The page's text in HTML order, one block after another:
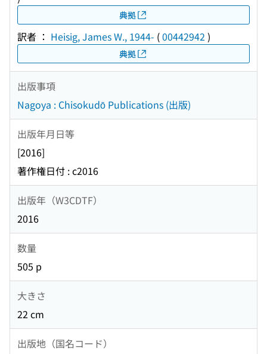
典拠
訳者 ： Heisig, James W., 1944- (00442942 )
典拠
出版事項
Nagoya : Chisokudō Publications (出版)
出版年月日等
[2016]
著作権日付 : c2016
出版年（W3CDTF）
2016
数量
505 p
大きさ
22 cm
出版地（国名コード）